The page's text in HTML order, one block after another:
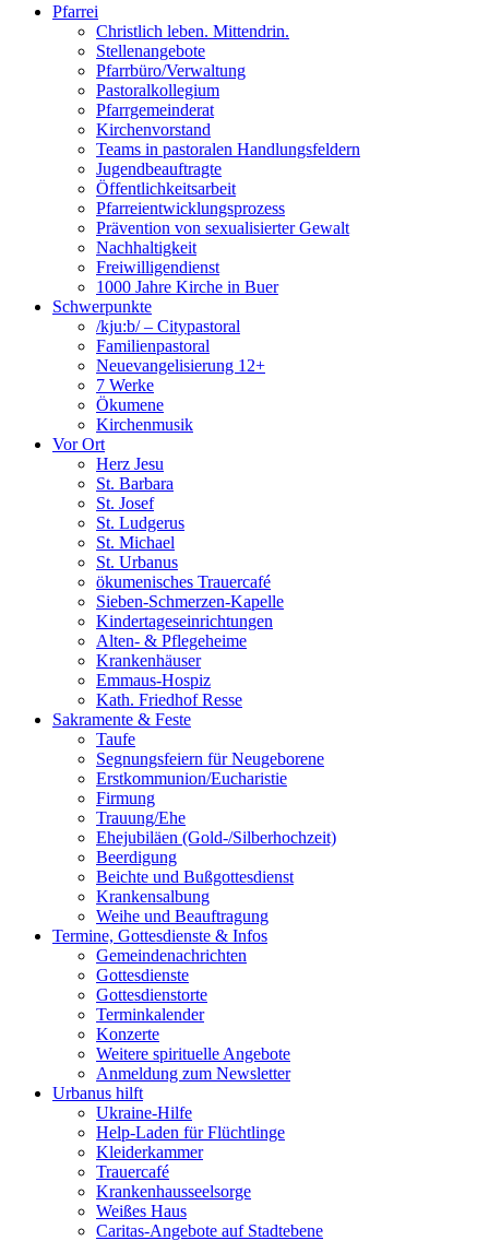
Pfarrei
Christlich leben. Mittendrin.
Stellenangebote
Pfarrbüro/Verwaltung
Pastoralkollegium
Pfarrgemeinderat
Kirchenvorstand
Teams in pastoralen Handlungsfeldern
Jugendbeauftragte
Öffentlichkeitsarbeit
Pfarreientwicklungsprozess
Prävention von sexualisierter Gewalt
Nachhaltigkeit
Freiwilligendienst
1000 Jahre Kirche in Buer
Schwerpunkte
/kju:b/ – Citypastoral
Familienpastoral
Neuevangelisierung 12+
7 Werke
Ökumene
Kirchenmusik
Vor Ort
Herz Jesu
St. Barbara
St. Josef
St. Ludgerus
St. Michael
St. Urbanus
ökumenisches Trauercafé
Sieben-Schmerzen-Kapelle
Kindertageseinrichtungen
Alten- & Pflegeheime
Krankenhäuser
Emmaus-Hospiz
Kath. Friedhof Resse
Sakramente & Feste
Taufe
Segnungsfeiern für Neugeborene
Erstkommunion/Eucharistie
Firmung
Trauung/Ehe
Ehejubiläen (Gold-/Silberhochzeit)
Beerdigung
Beichte und Bußgottesdienst
Krankensalbung
Weihe und Beauftragung
Termine, Gottesdienste & Infos
Gemeindenachrichten
Gottesdienste
Gottesdienstorte
Terminkalender
Konzerte
Weitere spirituelle Angebote
Anmeldung zum Newsletter
Urbanus hilft
Ukraine-Hilfe
Help-Laden für Flüchtlinge
Kleiderkammer
Trauercafé
Krankenhausseelsorge
Weißes Haus
Caritas-Angebote auf Stadtebene